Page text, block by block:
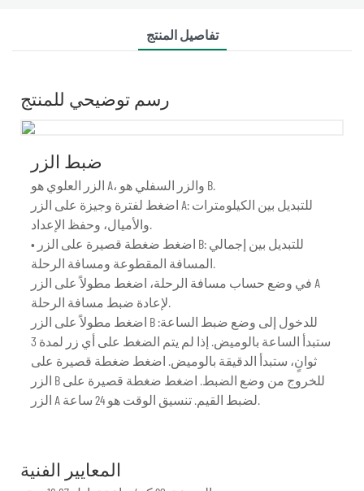
تفاصيل المنتج
رسم توضيحي للمنتج
ضبط الزر
الزر العلوي هو A، والزر السفلي هو B.
اضغط لفترة وجيزة على الزر A: للتبديل بين الكيلومترات
والأميال، وحفظ الإعداد.
• اضغط ضغطة قصيرة على الزر B: للتبديل بين إجمالي
المسافة المقطوعة ومسافة الرحلة.
في وضع حساب مسافة الرحلة، اضغط مطولاً على الزر A
لإعادة ضبط مسافة الرحلة.
اضغط مطولاً على الزر B للدخول إلى وضع ضبط الساعة:
ستبدأ الساعة بالوميض. إذا لم يتم الضغط على أي زر لمدة 3
ثوانٍ، ستبدأ الدقيقة بالوميض. اضغط ضغطة قصيرة على
الزر B للخروج من وضع الضبط. اضغط ضغطة قصيرة على
الزر A لضبط القيم. تنسيق الوقت هو 24 ساعة.
المعايير الفنية